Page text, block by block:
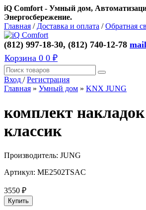
iQ Comfort - Умный дом,
Энергосбережение.
Главная / Доставка и оплата /Обратная
(812) 997-18-30, (812) 740-12-78
Корзина 0 0 ₽
Вход /Регистрация
Главная » Умный дом » KNX JUNG
комплект
классик
Производитель: JUNG
Артикул: ME2502TSAC
3550 ₽